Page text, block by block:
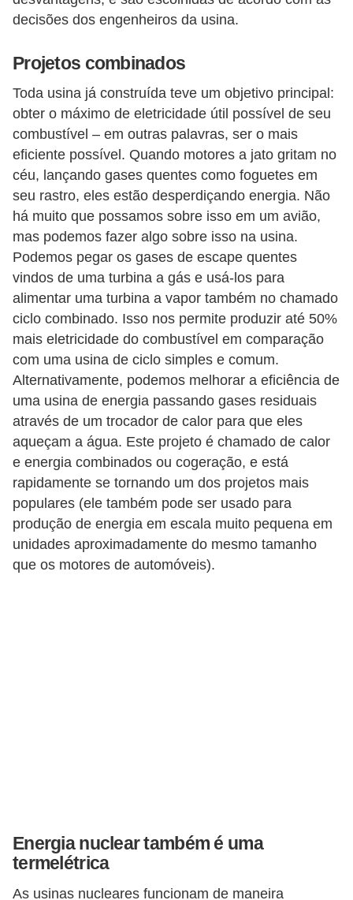
decisões dos engenheiros da usina.
Projetos combinados
Toda usina já construída teve um objetivo principal:
obter o máximo de eletricidade útil possível de seu
combustível – em outras palavras, ser o mais
eficiente possível. Quando motores a jato gritam no
céu, lançando gases quentes como foguetes em
seu rastro, eles estão desperdiçando energia. Não
há muito que possamos sobre isso em um avião,
mas podemos fazer algo sobre isso na usina.
Podemos pegar os gases de escape quentes
vindos de uma turbina a gás e usá-los para
alimentar uma turbina a vapor também no chamado
ciclo combinado. Isso nos permite produzir até 50%
mais eletricidade do combustível em comparação
com uma usina de ciclo simples e comum.
Alternativamente, podemos melhorar a eficiência de
uma usina de energia passando gases residuais
através de um trocador de calor para que eles
aqueçam a água. Este projeto é chamado de calor
e energia combinados ou cogeração, e está
rapidamente se tornando um dos projetos mais
populares (ele também pode ser usado para
produção de energia em escala muito pequena em
unidades aproximadamente do mesmo tamanho
que os motores de automóveis).
Energia nuclear também é uma
termelétrica
As usinas nucleares funcionam de maneira